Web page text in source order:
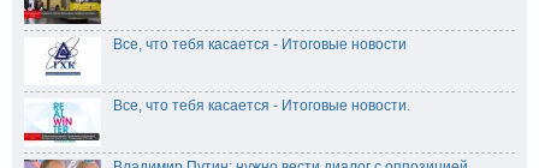
Все, что тебя касается - Итоговые новости
Все, что тебя касается - Итоговые новости.